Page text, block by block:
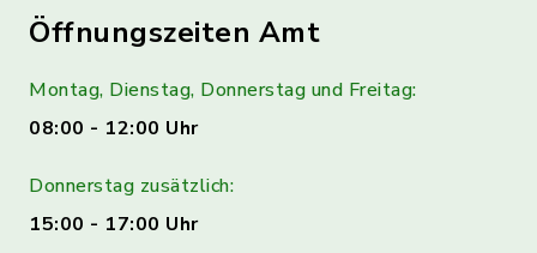
Öffnungszeiten Amt
Montag, Dienstag, Donnerstag und Freitag:
08:00 - 12:00 Uhr
Donnerstag zusätzlich:
15:00 - 17:00 Uhr